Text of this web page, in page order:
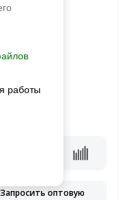
Запросить оптовую
работы